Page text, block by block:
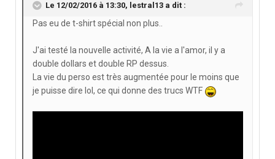
Le 12/02/2016 à 13:30, lestral13 a dit :
Pas eu de t-shirt spécial non plus..
J'ai testé la nouvelle activité, A la vie a l'amor, il y a
double dollars et double RP dessus.
La vie du perso est très augmentée pour le moins que
je puisse dire lol, ce qui donne des trucs WTF